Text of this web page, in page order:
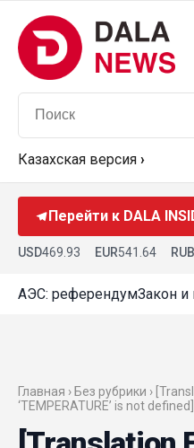
Казахская версия ›
Перейти к DALA
USD469.93 EUR541.64 RUB
АЭС: референдумЗакон и
Главная › Без рубрики ›
‘TEMPERATURE’ is not defined]